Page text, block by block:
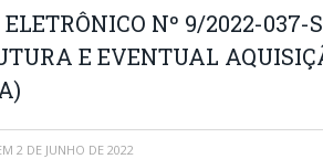
ELETRÔNICO Nº 9/2022-037-
E EVENTUAL
2 DE JUNHO DE 2022